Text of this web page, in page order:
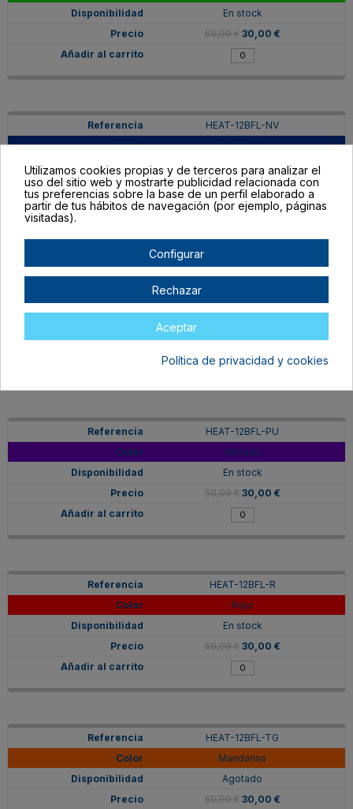
En stock
59,99 € 30,00 €
HEAT-12BFL-NV
Azul Marino
Agotado
59,99 € 30,00 €
HEAT-12BFL-OC
59,99 € 30,00 €
HEAT-12BFL-PU
Morado
En stock
59,99 € 30,00 €
HEAT-12BFL-R
Rojo
En stock
59,99 € 30,00 €
HEAT-12BFL-TG
Mandarina
Agotado
59,99 € 30,00 €
Utilizamos cookies propias y de terceros para analizar el
uso del sitio web y mostrarte publicidad relacionada con
tus preferencias sobre la base de un perfil elaborado a
partir de tus hábitos de navegación (por ejemplo, páginas
visitadas).
Configurar
Rechazar
Aceptar
Política de privacidad y cookies